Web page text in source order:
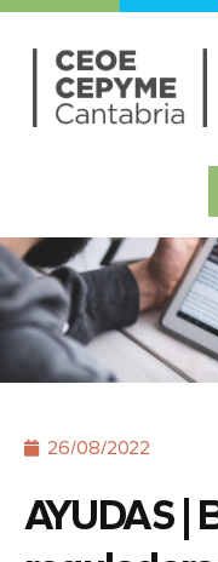
26/08/2022
AYUDAS |